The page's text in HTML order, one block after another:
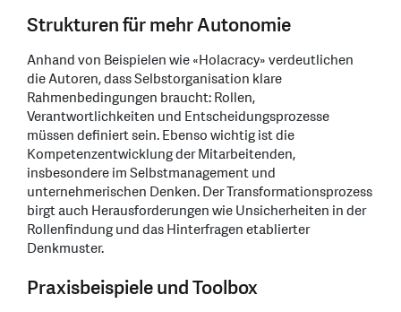
Strukturen für mehr Autonomie
Anhand von Beispielen wie «Holacracy» verdeutlichen
die Autoren, dass Selbstorganisation klare
Rahmenbedingungen braucht: Rollen,
Verantwortlichkeiten und Entscheidungsprozesse
müssen definiert sein. Ebenso wichtig ist die
Kompetenzentwicklung der Mitarbeitenden,
insbesondere im Selbstmanagement und
unternehmerischen Denken. Der Transformationsprozess
birgt auch Herausforderungen wie Unsicherheiten in der
Rollenfindung und das Hinterfragen etablierter
Denkmuster.
Praxisbeispiele und Toolbox